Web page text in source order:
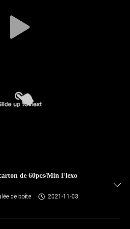
de 60pcs/Min Flexo
de boîte
2021-11-03